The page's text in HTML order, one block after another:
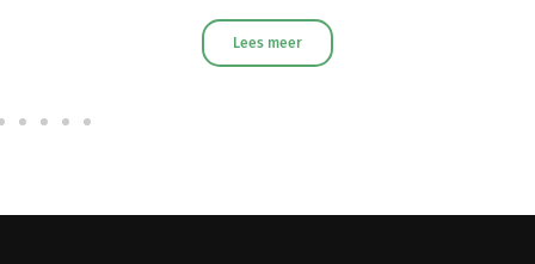
Lees meer